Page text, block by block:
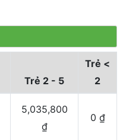
Trẻ 2 - 5
Trẻ <
2
5,035,800
₫
0 ₫